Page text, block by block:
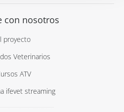
con nosotros
proyecto
Veterinarios
ATV
ifevet streaming